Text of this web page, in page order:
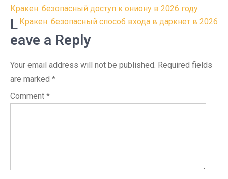
Post
navigation
Кракен: безопасный доступ к ониону в 2026 году
Кракен: безопасный способ входа в даркнет в 2026
L
eave a Reply
Your email address will not be published. Required fields
are marked *
Comment *